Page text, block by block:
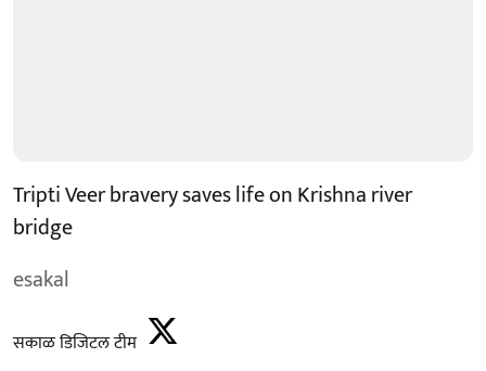
Tripti Veer bravery saves life on Krishna river
bridge
esakal
सकाळ डिजिटल टीम